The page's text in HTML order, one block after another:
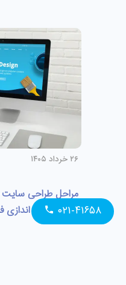
۲۶ خرداد ۱۴۰۵
ساخت و راه اندازی۰۲۱-۴۱۶۵۸